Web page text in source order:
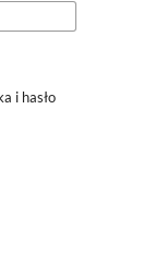
i hasło